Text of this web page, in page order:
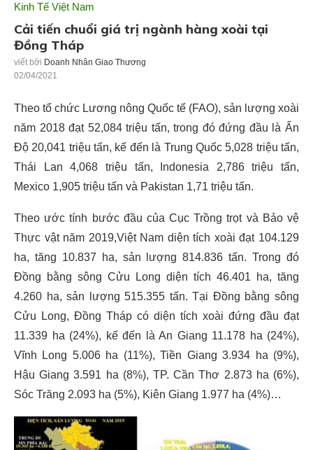
Kinh Tế Việt Nam
Cải tiến chuổi giá trị ngành hàng xoài tại
Đồng Tháp
viết bởi Doanh Nhân Giao Thương
02/04/2021
Theo tổ chức Lương nông Quốc tế (FAO), sản lượng xoài
năm 2018 đạt 52,084 triệu tấn, trong đó đứng đầu là Ấn
Độ 20,041 triệu tấn, kế đến là Trung Quốc 5,028 triệu tấn,
Thái Lan 4,068 triệu tấn, Indonesia 2,786 triệu tấn,
Mexico 1,905 triệu tấn và Pakistan 1,71 triệu tấn.
Theo ước tính bước đầu của Cục Trồng trọt và Bảo vệ
Thực vật năm 2019,Việt Nam diện tích xoài đạt 104.129
ha, tăng 10.837 ha, sản lượng 814.836 tấn. Trong đó
Đồng bằng sông Cửu Long diện tích 46.401 ha, tăng
4.260 ha, sản lượng 515.355 tấn. Tại Đồng bằng sông
Cửu Long, Đồng Tháp có diện tích xoài đứng đầu đạt
11.339 ha (24%), kế đến là An Giang 11.178 ha (24%),
Vĩnh Long 5.006 ha (11%), Tiền Giang 3.934 ha (9%),
Hậu Giang 3.591 ha (8%), TP. Cần Thơ 2.873 ha (6%),
Sóc Trăng 2.093 ha (5%), Kiên Giang 1.977 ha (4%)…